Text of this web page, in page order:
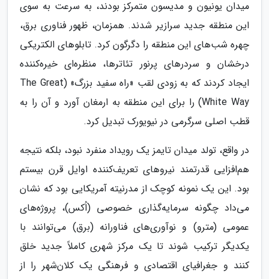
میدان یونیون و مدیسون متمرکز بودند، به سرعت به سوی
این منطقه جدید سرازیر شدند. همزمان، ظهور فناوری برق،
چهره شب‌های این منطقه را دگرگون کرد. تابلوهای الکتریکی
درخشان و سردرهای پرنور تئاترها، منظره‌ای خیره‌کننده
ایجاد کردند که به زودی لقب «راه سفید بزرگ» (The Great
White Way) را برای این منطقه به ارمغان آورد و آن را به
قطب اصلی سرگرمی در نیویورک تبدیل کرد.
در واقع، تولد میدان تایمز یک رویداد منفرد نبود، بلکه نتیجه
هم‌افزایی قدرتمند نیروهای تعریف‌کننده اوایل قرن بیستم
بود. این یک نمونه کوچک از مدرنیته آمریکایی بود که نشان
می‌داد چگونه سرمایه‌گذاری خصوصی (اُکس)، پروژه‌های
عمومی (مترو) و نوآوری‌های فناورانه (برق) می‌توانند با
یکدیگر ترکیب شوند تا یک مرکز شهری کاملاً جدید خلق
کنند و جغرافیای اقتصادی و فرهنگی یک کلان‌شهر را از